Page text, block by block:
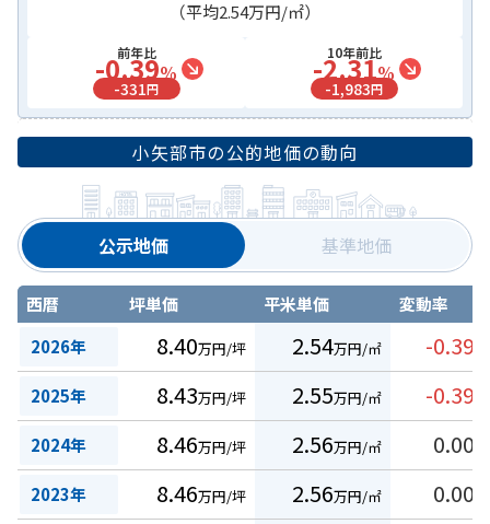
（平均2.54万円/㎡）
前年比
-0.39%
-331円
10年前比
-2.31%
-1,983円
小矢部市の公的地価の動向
公示地価 基準地価
西暦 坪単価 平米単価
変動率
2026年
8.40万円/坪 2.54万円/㎡ -0.39
2025年 8.43万円/坪 2.55万円/㎡ -0.39
2024年 8.46万円/坪 2.56万円/㎡ 0.00
2023年 8.46万円/坪 2.56万円/㎡ 0.00